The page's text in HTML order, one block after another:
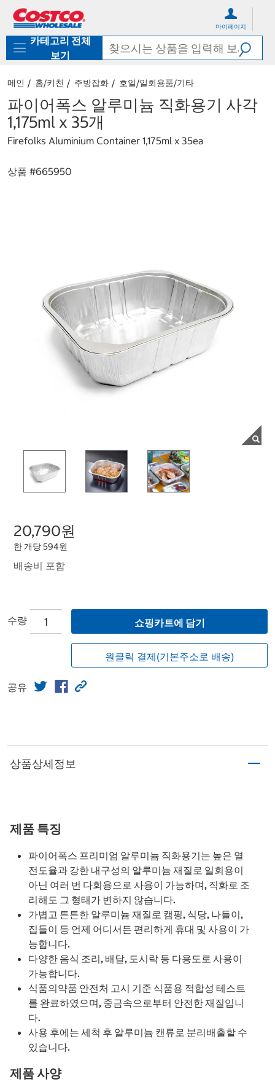
로
기
가
마이페이지
카테고리 전체
보기
메인 홈/키친 주방잡화 호일/일회용품/기타
파이어폭스 알루미늄 직화용기 사각
1,175ml x 35개
Firefolks Aluminium Container 1,175ml x 35ea
상품 #665950
20,790원
한 개당 594원
배송비 포함
수량 쇼핑카트에 담기
원클릭 결제(기본주소로 배송)
공유
상품상세정보
제품 특징
파이어폭스 프리미엄 알루미늄 직화용기는 높은 열
전도율과 강한 내구성의 알루미늄 재질로 일회용이
아닌 여러 번 다회용으로 사용이 가능하며, 직화로 조
리해도 그 형태가 변하지 않습니다.
가볍고 튼튼한 알루미늄 재질로 캠핑, 식당, 나들이,
집들이 등 언제 어디서든 편리하게 휴대 및 사용이 가
능합니다.
다양한 음식 조리, 배달, 도시락 등 다용도로 사용이
가능합니다.
식품의약품 안전처 고시 기준 식품용 적합성 테스트
를 완료하였으며, 중금속으로부터 안전한 재질입니
다.
사용 후에는 세척 후 알루미늄 캔류로 분리배출할 수
있습니다.
제품 사양